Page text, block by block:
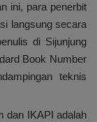
ini, para penerbit
langsung secara
di Sijunjung
Book Number
teknis
dan IKAPI adalah